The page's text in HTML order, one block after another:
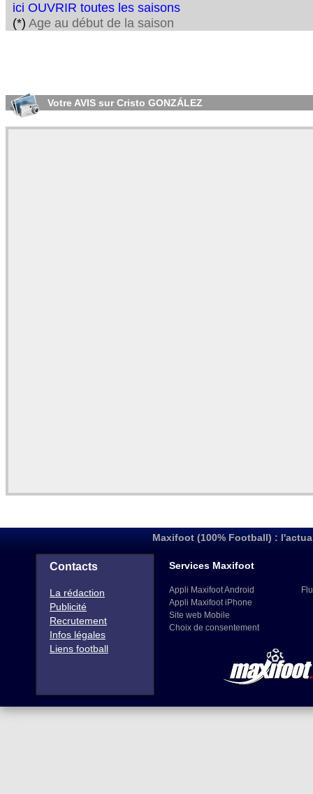
ici OUVRIR toutes les saisons
(*) Age au début de la saison
Votre AVIS sur Cristo GONZÁLEZ
Maxifoot (100% Football) :
Contacts
La rédaction
Publicité
Recrutement
Infos légales
Liens football
Services Maxifoot
Appli Maxifoot Android
Appli Maxifoot iPhone
Site web Mobile
Choix de consentement